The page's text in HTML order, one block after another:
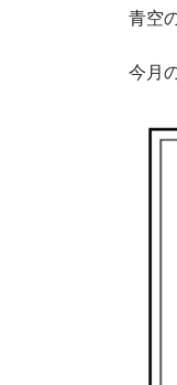
青空
今月